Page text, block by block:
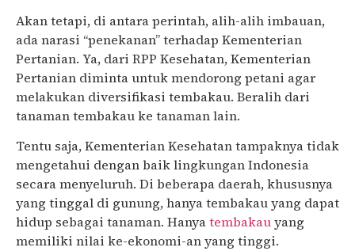
Akan tetapi, di antara perintah, alih-alih imbauan,
ada narasi “penekanan” terhadap Kementerian
Pertanian. Ya, dari RPP Kesehatan, Kementerian
Pertanian diminta untuk mendorong petani agar
melakukan diversifikasi tembakau. Beralih dari
tanaman tembakau ke tanaman lain.
Tentu saja, Kementerian Kesehatan tampaknya tidak
mengetahui dengan baik lingkungan Indonesia
secara menyeluruh. Di beberapa daerah, khususnya
yang tinggal di gunung, hanya tembakau yang dapat
hidup sebagai tanaman. Hanyatembakauyang
memiliki nilai ke-ekonomi-an yang tinggi.